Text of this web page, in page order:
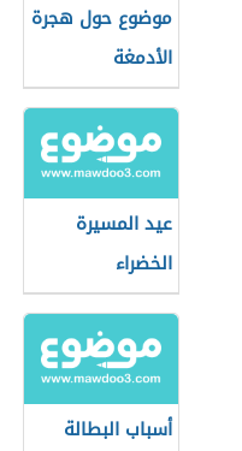
موضوع حول هجرة
الأدمغة
عيد المسيرة
الخضراء
أسباب البطالة